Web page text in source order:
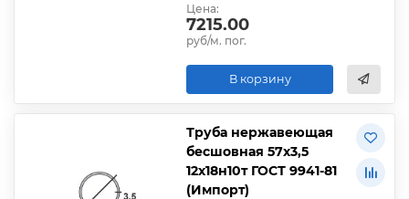
Цена:
7215.00
руб/м. пог.
В корзину
Труба нержавеющая
бесшовная 57х3,5
12х18н10т ГОСТ 9941-81
(Импорт)